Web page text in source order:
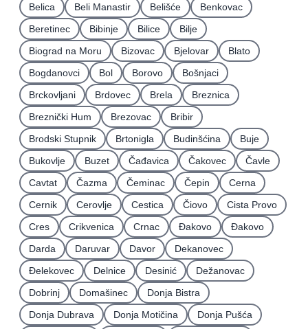
Belica
Beli Manastir Belišće
Benkovac
Beretinec
Bibinje Bilice
Bilje
Biograd na Moru
Bizovac Bjelovar
Blato
Bogdanovci
Bol Borovo
Bošnjaci
Brckovljani
Brdovec Brela
Breznica
Breznički Hum
Brezovac
Bribir
Brodski Stupnik
Brtonigla Budinšćina
Buje
Bukovlje
Buzet Čađavica Čakovec
Čavle
Cavtat
Čazma Čeminac Čepin
Cerna
Cernik
Cerovlje Cestica Čiovo
Cista Provo
Cres
Crikvenica Crnac Đakovo
Ðakovo
Darda
Daruvar Davor
Dekanovec
Ðelekovec
Delnice Desinić
Dežanovac
Dobrinj
Domašinec
Donja Bistra
Donja Dubrava
Donja Motičina
Donja Pušća